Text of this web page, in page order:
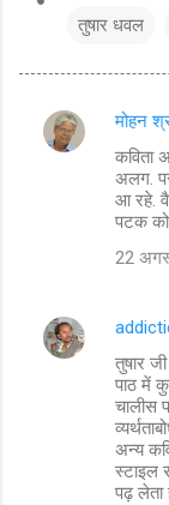
तुषार धवल
टि
मोहन
कविता
अलग.
आ रहे.
पटक को
22
तुषार
पाठ में
चालीस
अन्य
स्टाइल
पढ़ लेता